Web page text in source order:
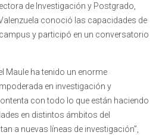
de Investigación y Postgrado,
conoció las capacidades de
y participó en un conversatorio
Maule ha tenido un enorme
en investigación y
con todo lo que están haciendo
en distintos ámbitos del
a nuevas líneas de investigación”,